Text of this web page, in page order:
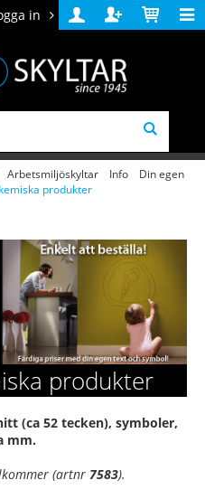
in
Logga
in
Skapa
konto
Varukorg
Arbetsmiljöskyltar Info
Din egen
produkter
produkter
(ca 52 tecken), symboler,
mm.
(artnr 7583).